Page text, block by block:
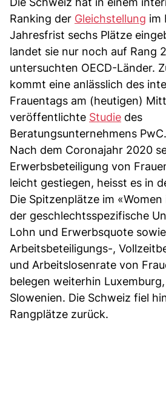
Ranking der Gleichstellung im
Jahresfrist sechs Plätze
landet sie nur noch auf Rang
untersuchten OECD-Länder.
kommt eine anlässlich des
Frauentags am (heutigen)
veröffentlichte Studie des
Beratungsunternehmens PwC.
Nach dem Coronajahr 2020
Erwerbsbeteiligung von
leicht gestiegen, heisst es in
Die Spitzenplätze im
der geschlechtsspezifische
Lohn und Erwerbsquote
Arbeitsbeteiligungs-,
und Arbeitslosenrate von
belegen weiterhin
Slowenien. Die Schweiz fiel
Rangplätze zurück.